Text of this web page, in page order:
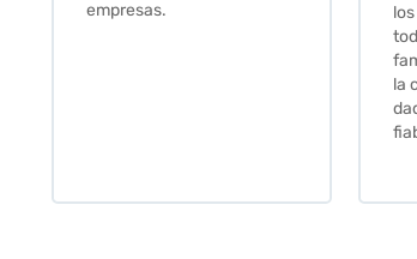
los azulejos. Lo aconsejo a